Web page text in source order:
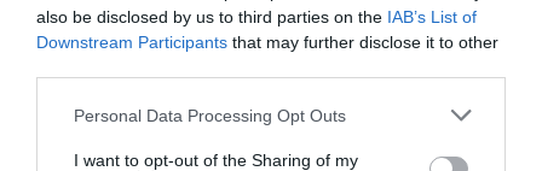
also be disclosed by us to third parties on the IAB’s List of
Downstream Participants that may further disclose it to other
Personal Data Processing Opt Outs
I want to opt-out of the Sharing of my
wyjątkowych, regionalnych specjałów.
średniowiecznych miast w Europie.
Przemierzaj brukowane uliczki, którymi
sercu Rodos.
3 09.04.2026•10 min
3
Gotowy plan zwiedzania: Rodos,
wykorzystać krótki urlop na greckiej
1 23.07.2026
12 min